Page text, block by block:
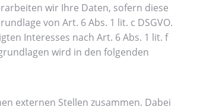
wir Ihre Daten, sofern diese
von Art. 6 Abs. 1 lit. c DSGVO.
Interesses nach Art. 6 Abs. 1 lit. f
wird in den folgenden
externen Stellen zusammen. Dabei